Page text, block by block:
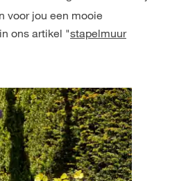
voor jou een mooie
ons artikel "stapelmuur